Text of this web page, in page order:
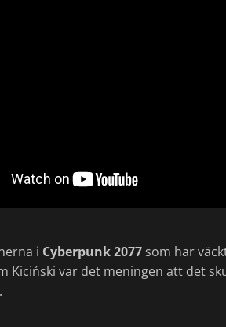
i Cyberpunk 2077 som har
Kiciński var det meningen att det